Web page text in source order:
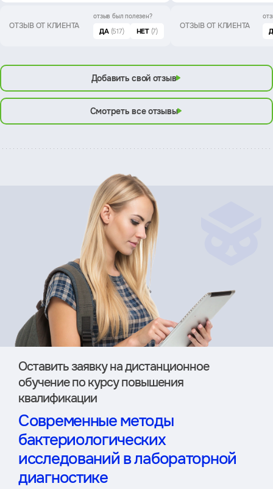
ОТЗЫВ ОТ КЛИЕНТА
отзыв был полезен?
ДА (517) НЕТ (7)
ОТЗЫВ ОТ КЛИЕНТА
Добавить свой отзыв
Смотреть все отзывы
Оставить заявку на дистан­ционное
обучение по курсу повышения
квалификации
Современные методы
бактериологических
исследований в лабораторной
диагностике